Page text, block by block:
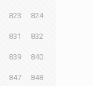
823 824
831 832
839 840
847 848